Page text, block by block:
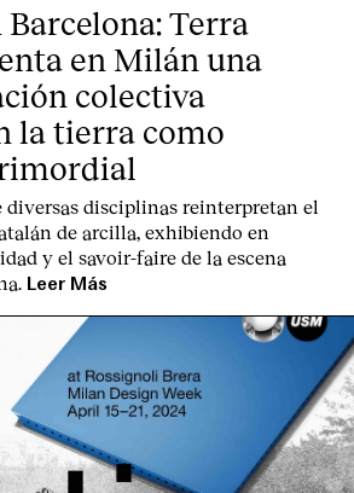
Terra
en Milán una
colectiva
la tierra como
diversas disciplinas reinterpretan el
de arcilla, exhibiendo en
y el savoir-faire de la escena
Leer Más